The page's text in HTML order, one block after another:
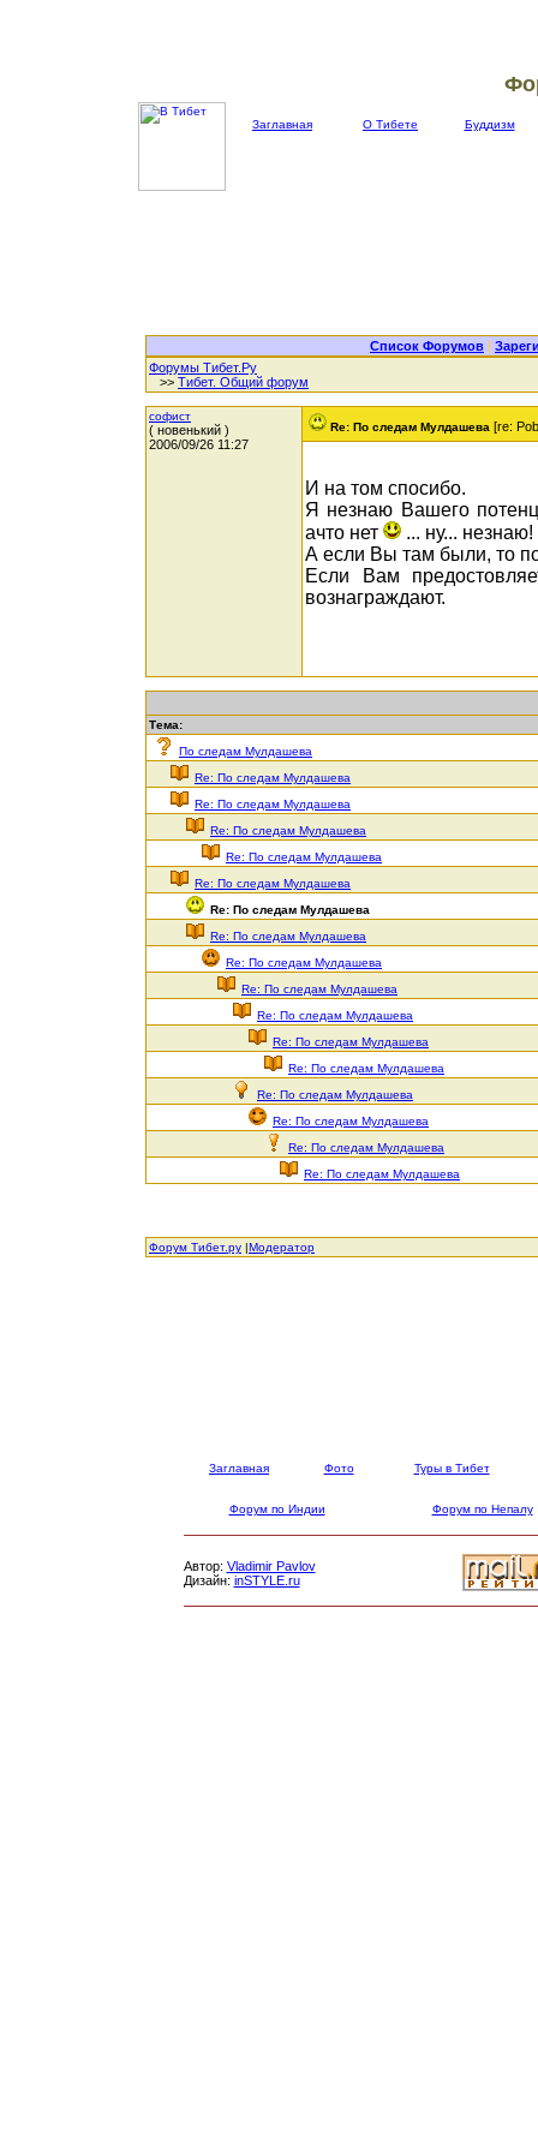
Заглавная О Тибете Буддизм
Список Форумов |
Форумы Тибет.Ру
>> Тибет. Общий форум
софист
( новенький )
2006/09/26 11:27
Re: По следам Мулдашева [re:
И на том спосибо.
Я незнаю Вашего
ачто нет
... ну... незнаю!
А если Вы там были, то
Если Вам
вознаграждают.
Тема:
По следам Мулдашева
Re: По следам Мулдашева
Re: По следам Мулдашева
Re: По следам Мулдашева
Re: По следам Мулдашева
Re: По следам Мулдашева
Re: По следам Мулдашева
Re: По следам Мулдашева
Re: По следам Мулдашева
Re: По следам Мулдашева
Re: По следам Мулдашева
Re: По следам Мулдашева
Re: По следам Мулдашева
Re: По следам Мулдашева
Re: По следам Мулдашева
Re: По следам Мулдашева
Re: По следам Мулдашева
Форум Тибет.ру |Модератор
Заглавная Фото Туры в Тибет
Форум по Индии Форум по Непалу
Автор: Vladimir Pavlov
Дизайн: inSTYLE.ru